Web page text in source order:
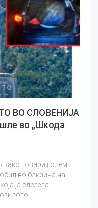
ВО СЛОВЕНИЈА
во „Шкода
како товари голем
во близина на
ја следела